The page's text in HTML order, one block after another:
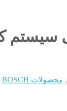
, محصولات BOSCH